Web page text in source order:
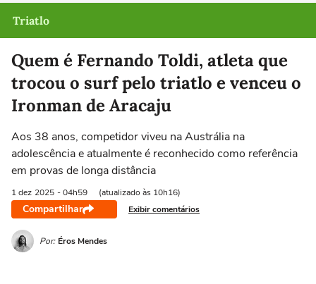
Triatlo
Quem é Fernando Toldi, atleta que
trocou o surf pelo triatlo e venceu o
Ironman de Aracaju
Aos 38 anos, competidor viveu na Austrália na
adolescência e atualmente é reconhecido como referência
em provas de longa distância
1 dez 2025 - 04h59 (atualizado às 10h16)
Compartilhar Exibir comentários
Por: Éros Mendes